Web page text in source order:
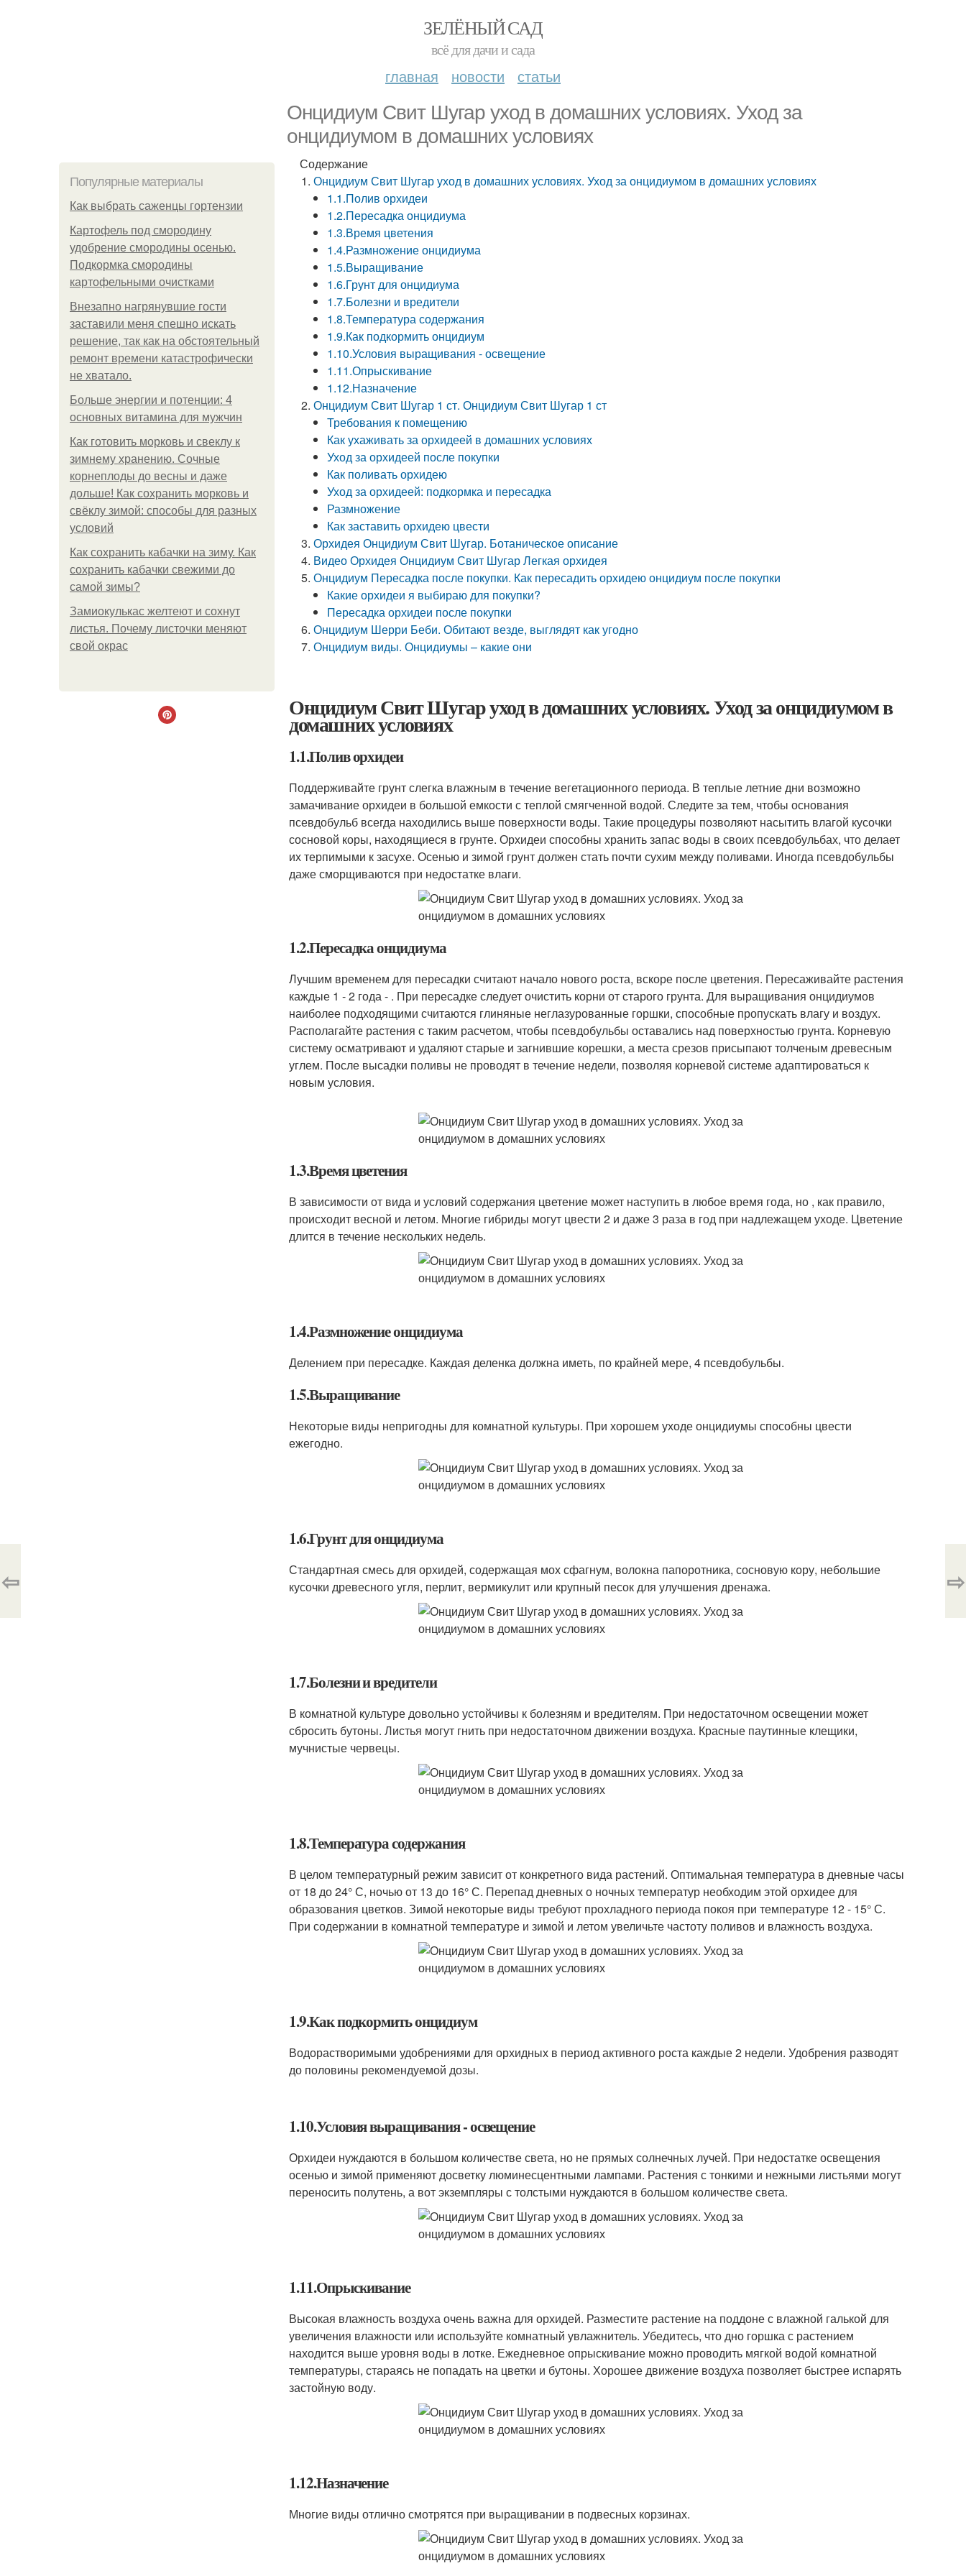
ЗЕЛЁНЫЙ САД
всё для дачи и сада
главная новости статьи
Онцидиум Свит Шугар уход в домашних условиях. Уход за
онцидиумом в домашних условиях
Популярные материалы
Как выбрать саженцы гортензии
Картофель под смородину
удобрение смородины осенью.
Подкормка смородины
картофельными очистками
Внезапно нагрянувшие гости
заставили меня спешно искать
решение, так как на обстоятельный
ремонт времени катастрофически
не хватало.
Больше энергии и потенции: 4
основных витамина для мужчин
Как готовить морковь и свеклу к
зимнему хранению. Сочные
корнеплоды до весны и даже
дольше! Как сохранить морковь и
свёклу зимой: способы для разных
условий
Как сохранить кабачки на зиму. Как
сохранить кабачки свежими до
самой зимы?
Замиокулькас желтеют и сохнут
листья. Почему листочки меняют
свой окрас
Содержание
Онцидиум Свит Шугар уход в домашних условиях. Уход за онцидиумом в домашних условиях
1.1.Полив орхидеи
1.2.Пересадка онцидиума
1.3.Время цветения
1.4.Размножение онцидиума
1.5.Выращивание
1.6.Грунт для онцидиума
1.7.Болезни и вредители
1.8.Температура содержания
1.9.Как подкормить онцидиум
1.10.Условия выращивания - освещение
1.11.Опрыскивание
1.12.Назначение
Онцидиум Свит Шугар 1 ст. Онцидиум Свит Шугар 1 ст
Требования к помещению
Как ухаживать за орхидеей в домашних условиях
Уход за орхидеей после покупки
Как поливать орхидею
Уход за орхидеей: подкормка и пересадка
Размножение
Как заставить орхидею цвести
Орхидея Онцидиум Свит Шугар. Ботаническое описание
Видео Орхидея Онцидиум Свит Шугар Легкая орхидея
Онцидиум Пересадка после покупки. Как пересадить орхидею онцидиум после покупки
Какие орхидеи я выбираю для покупки?
Пересадка орхидеи после покупки
Онцидиум Шерри Беби. Обитают везде, выглядят как угодно
Онцидиум виды. Онцидиумы – какие они
Онцидиум Свит Шугар уход в домашних условиях. Уход за онцидиумом в
домашних условиях
1.1.Полив орхидеи
Поддерживайте грунт слегка влажным в течение вегетационного периода. В теплые летние дни возможно
замачивание орхидеи в большой емкости с теплой смягченной водой. Следите за тем, чтобы основания
псевдобульб всегда находились выше поверхности воды. Такие процедуры позволяют насытить влагой кусочки
сосновой коры, находящиеся в грунте. Орхидеи способны хранить запас воды в своих псевдобульбах, что делает
их терпимыми к засухе. Осенью и зимой грунт должен стать почти сухим между поливами. Иногда псевдобульбы
даже сморщиваются при недостатке влаги.
1.2.Пересадка онцидиума
Лучшим временем для пересадки считают начало нового роста, вскоре после цветения. Пересаживайте растения
каждые 1 - 2 года - . При пересадке следует очистить корни от старого грунта. Для выращивания онцидиумов
наиболее подходящими считаются глиняные неглазурованные горшки, способные пропускать влагу и воздух.
Располагайте растения с таким расчетом, чтобы псевдобульбы оставались над поверхностью грунта. Корневую
систему осматривают и удаляют старые и загнившие корешки, а места срезов присыпают толченым древесным
углем. После высадки поливы не проводят в течение недели, позволяя корневой системе адаптироваться к
новым условия.
1.3.Время цветения
В зависимости от вида и условий содержания цветение может наступить в любое время года, но , как правило,
происходит весной и летом. Многие гибриды могут цвести 2 и даже 3 раза в год при надлежащем уходе. Цветение
длится в течение нескольких недель.
1.4.Размножение онцидиума
Делением при пересадке. Каждая деленка должна иметь, по крайней мере, 4 псевдобульбы.
1.5.Выращивание
Некоторые виды непригодны для комнатной культуры. При хорошем уходе онцидиумы способны цвести
ежегодно.
1.6.Грунт для онцидиума
Стандартная смесь для орхидей, содержащая мох сфагнум, волокна папоротника, сосновую кору, небольшие
кусочки древесного угля, перлит, вермикулит или крупный песок для улучшения дренажа.
1.7.Болезни и вредители
В комнатной культуре довольно устойчивы к болезням и вредителям. При недостаточном освещении может
сбросить бутоны. Листья могут гнить при недостаточном движении воздуха. Красные паутинные клещики,
мучнистые червецы.
1.8.Температура содержания
В целом температурный режим зависит от конкретного вида растений. Оптимальная температура в дневные часы
от 18 до 24° С, ночью от 13 до 16° С. Перепад дневных о ночных температур необходим этой орхидее для
образования цветков. Зимой некоторые виды требуют прохладного периода покоя при температуре 12 - 15° С.
При содержании в комнатной температуре и зимой и летом увеличьте частоту поливов и влажность воздуха.
1.9.Как подкормить онцидиум
Водорастворимыми удобрениями для орхидных в период активного роста каждые 2 недели. Удобрения разводят
до половины рекомендуемой дозы.
1.10.Условия выращивания - освещение
Орхидеи нуждаются в большом количестве света, но не прямых солнечных лучей. При недостатке освещения
осенью и зимой применяют досветку люминесцентными лампами. Растения с тонкими и нежными листьями могут
переносить полутень, а вот экземпляры с толстыми нуждаются в большом количестве света.
1.11.Опрыскивание
Высокая влажность воздуха очень важна для орхидей. Разместите растение на поддоне с влажной галькой для
увеличения влажности или используйте комнатный увлажнитель. Убедитесь, что дно горшка с растением
находится выше уровня воды в лотке. Ежедневное опрыскивание можно проводить мягкой водой комнатной
температуры, стараясь не попадать на цветки и бутоны. Хорошее движение воздуха позволяет быстрее испарять
застойную воду.
1.12.Назначение
Многие виды отлично смотрятся при выращивании в подвесных корзинах.
⇦ ⇨